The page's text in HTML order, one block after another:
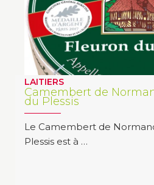
LAITIERS
Camembert de
du Plessis
Le Camembert de
Plessis est à …